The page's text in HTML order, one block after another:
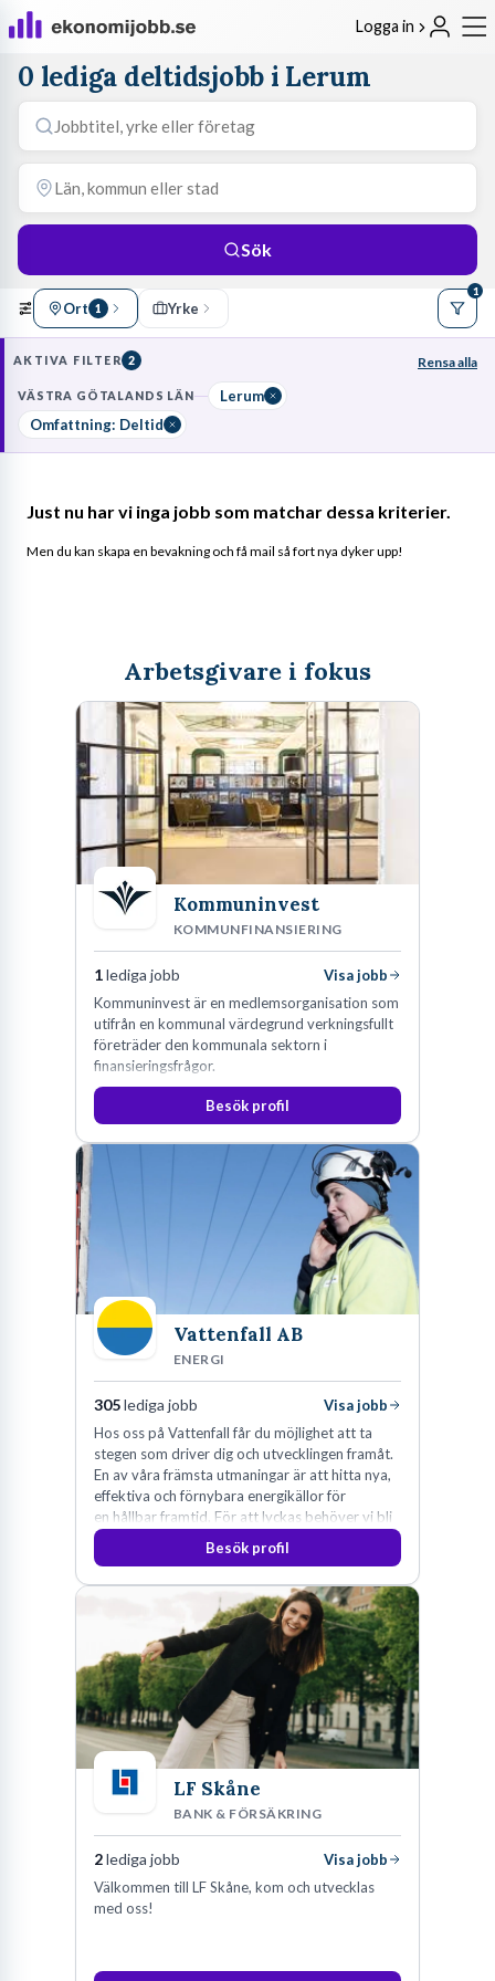
Logga in
0 lediga deltidsjobb i Lerum
Sök
Ort 1 Yrke
1
AKTIVA FILTER 2 Rensa alla
VÄSTRA GÖTALANDS LÄN
Lerum
Omfattning: Deltid
Just nu har vi inga jobb som matchar dessa kriterier.
Men du kan skapa en bevakning och få mail så fort nya dyker upp!
Arbetsgivare i fokus
Kommuninvest
KOMMUNFINANSIERING
1lediga jobb
Visa jobb
Kommuninvest är en medlemsorganisation som
utifrån en kommunal värdegrund verkningsfullt
företräder den kommunala sektorn i
finansieringsfrågor.
Besök profil
Vattenfall AB
ENERGI
305lediga jobb
Visa jobb
Hos oss på Vattenfall får du möjlighet att ta
stegen som driver dig och utvecklingen framåt.
En av våra främsta utmaningar är att hitta nya,
effektiva och förnybara energikällor för
en hållbar framtid. För att lyckas behöver vi bli
fler medarbetare som vill göra skillnad.
Besök profil
LF Skåne
BANK & FÖRSÄKRING
2lediga jobb
Visa jobb
Välkommen till LF Skåne, kom och utvecklas
med oss!